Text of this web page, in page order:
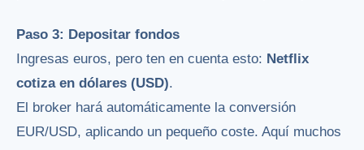
Paso 3: Depositar fondos
Ingresas euros, pero ten en cuenta esto: Netflix
cotiza en dólares (USD).
El broker hará automáticamente la conversión
EUR/USD, aplicando un pequeño coste. Aquí muchos